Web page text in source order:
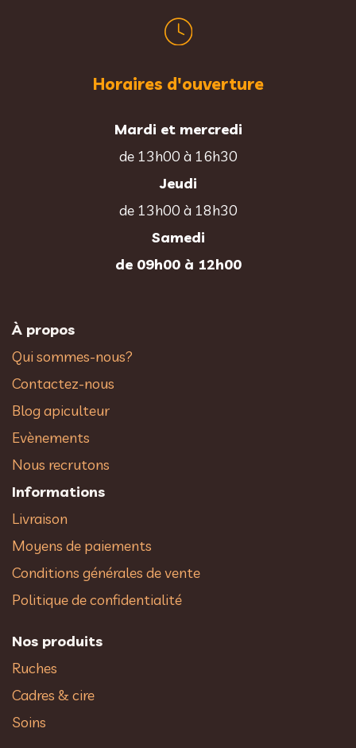
Horaires d'ouverture
Mardi et mercredi
de 13h00 à 16h30
Jeudi
de 13h00 à 18h30
Samedi
de 09h00 à 12h00
À propos
Qui sommes-nous?
Contactez-nous
Blog apiculteur
Evènements
Nous recrutons
Informations
Livraison
Moyens de paiements
Conditions générales de vente
Politique de confidentialité
Nos produits
Ruches
Cadres & cire
Soins